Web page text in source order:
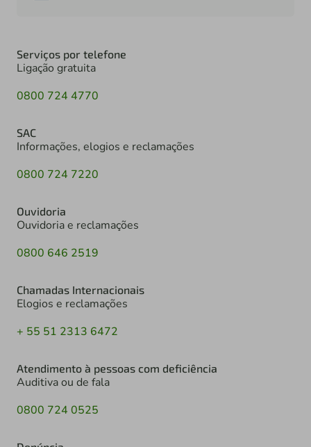
Serviços por telefone
Ligação gratuita
0800 724 4770
SAC
Informações, elogios e reclamações
0800 724 7220
Ouvidoria
Ouvidoria e reclamações
0800 646 2519
Chamadas Internacionais
Elogios e reclamações
+ 55 51 2313 6472
Atendimento à pessoas com deficiência
Auditiva ou de fala
0800 724 0525